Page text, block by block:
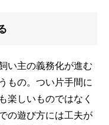
い主の義務化が進む
もの。つい片手間に
楽しいものではなく
の遊び方には工夫が